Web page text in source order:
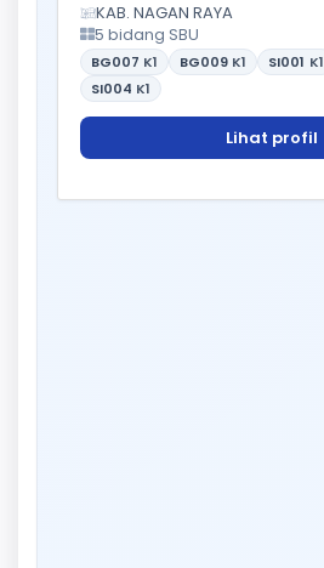
KAB. NAGAN RAYA
5 bidang SBU
BG007 K1 BG009 K1 SI001 K1
SI004 K1
Lihat profil